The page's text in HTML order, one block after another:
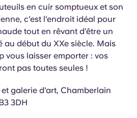
en cuir somptueux et son
c'est l'endroit idéal pour
tout en rêvant d'être un
au début du XXe siècle. Mais
vous laisser emporter : vos
pas toutes seules !
et galerie d'art, Chamberlain
3DH